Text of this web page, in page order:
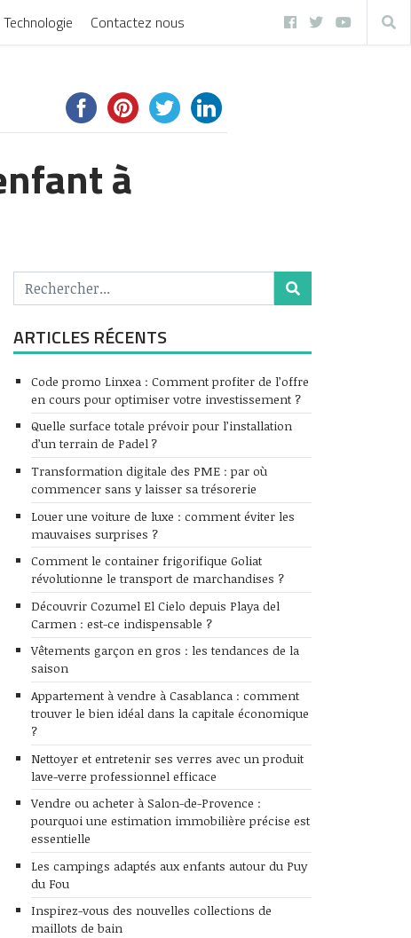
Technologie Contactez nous
à
ARTICLES RÉCENTS
Code promo Linxea : Comment profiter de l’offre
en cours pour optimiser votre investissement ?
Quelle surface totale prévoir pour l’installation
d’un terrain de Padel ?
Transformation digitale des PME : par où
commencer sans y laisser sa trésorerie
Louer une voiture de luxe : comment éviter les
mauvaises surprises ?
Comment le container frigorifique Goliat
révolutionne le transport de marchandises ?
Découvrir Cozumel El Cielo depuis Playa del
Carmen : est-ce indispensable ?
Vêtements garçon en gros : les tendances de la
saison
Appartement à vendre à Casablanca : comment
trouver le bien idéal dans la capitale économique
?
Nettoyer et entretenir ses verres avec un produit
lave-verre professionnel efficace
Vendre ou acheter à Salon-de-Provence :
pourquoi une estimation immobilière précise est
essentielle
Les campings adaptés aux enfants autour du Puy
du Fou
Inspirez-vous des nouvelles collections de
maillots de bain